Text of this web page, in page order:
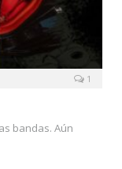
1
bandas. Aún